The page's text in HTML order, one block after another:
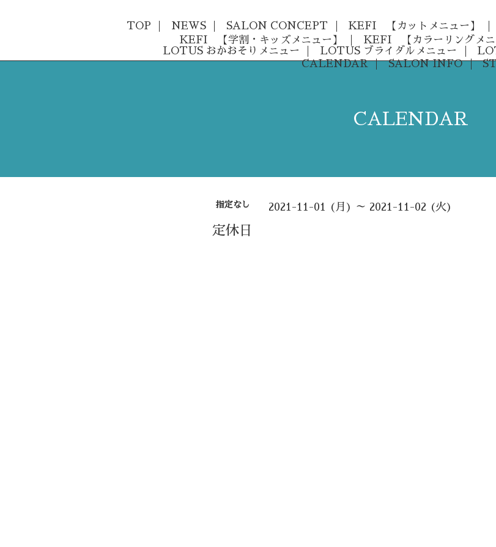
TOP NEWS SALON CONCEPT KEFI 【カットメニュー】
KEFI 【学割・キッズメニュー】
KEFI 【カラーリングメニ
LOTUS おかおそりメニュー
LOTUS ブライダルメニュー
CALENDAR
SALON INFO
CALENDAR
指定なし 2021-11-01 (月) ～ 2021-11-02 (火)
定休日